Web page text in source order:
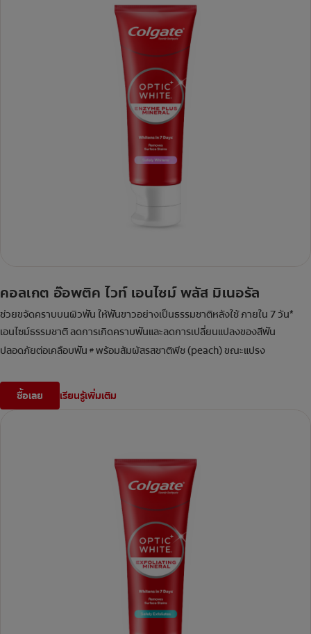
คอลเกต อ๊อพติค ไวท์ เอนไซม์ พลัส มิเนอรัล
ช่วยขจัดคราบบนผิวฟัน ให้ฟันขาวอย่างเป็นธรรมชาติหลังใช้ ภายใน 7 วัน*
เอนไซม์ธรรมชาติ ลดการเกิดคราบฟันและลดการเปลี่ยนแปลงของสีฟัน
ปลอดภัยต่อเคลือบฟัน # พร้อมสัมผัสรสชาติพีช (peach) ขณะแปรง
ซื้อเลย เรียนรู้เพิ่มเติม